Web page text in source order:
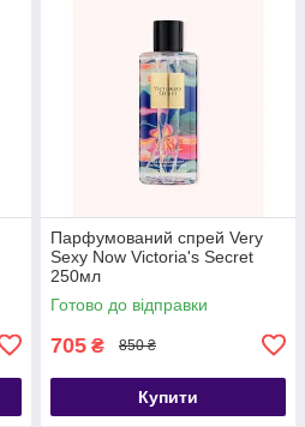
Парфумований спрей Very
Sexy Now Victoria's Secret
250мл
Готово до відправки
705 ₴ 850 ₴
Купити